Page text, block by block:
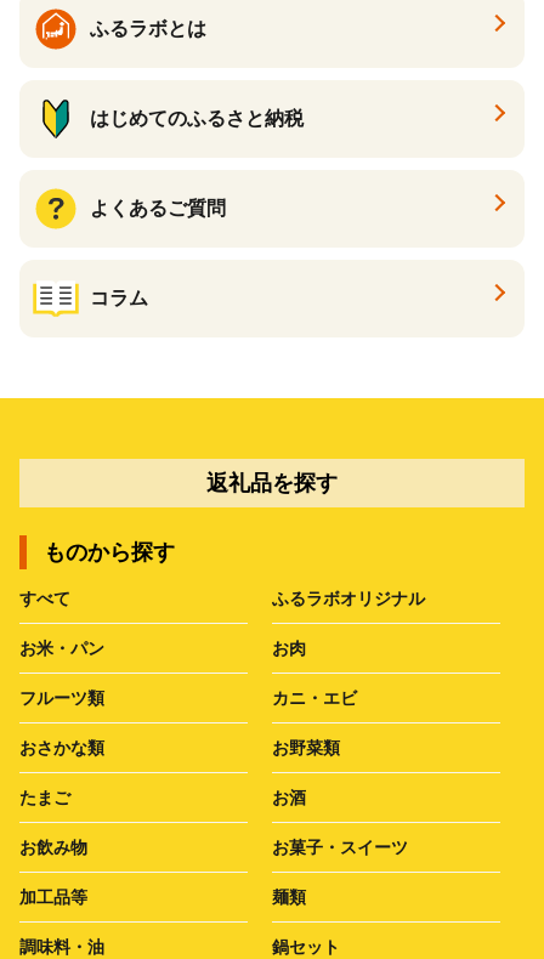
ふるラボとは
はじめてのふるさと納税
よくあるご質問
コラム
返礼品を探す
ものから探す
すべて ふるラボオリジナル
お米・パン お肉
フルーツ類 カニ・エビ
おさかな類 お野菜類
たまご お酒
お飲み物 お菓子・スイーツ
加工品等 麺類
調味料・油 鍋セット